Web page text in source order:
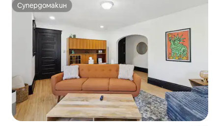
Супердомакин
Супердомакин